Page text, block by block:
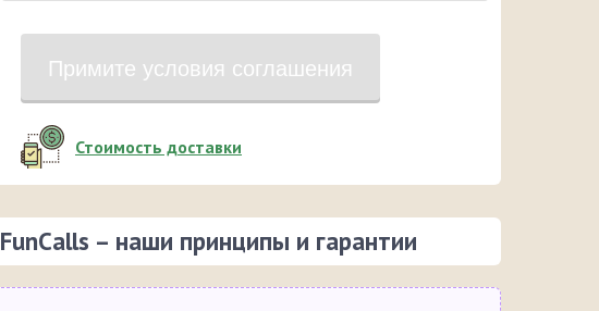
Примите условия соглашения
Стоимость доставки
FunCalls – наши принципы и гарантии